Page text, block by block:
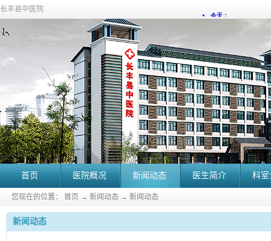
长丰县中医院
首页 医院概况 新闻动态 医生简介 科
您现在的位置： 首页 → 新闻动态 → 新闻动态
新闻动态